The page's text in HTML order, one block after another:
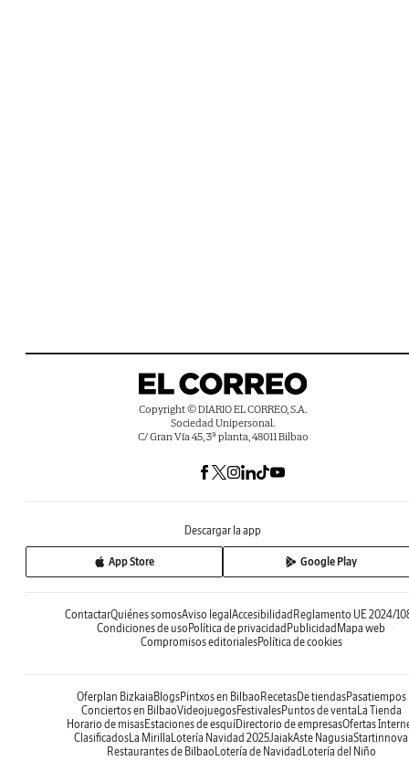
Copyright © DIARIO EL CORREO, S.A.
Sociedad Unipersonal.
C/ Gran Vía 45, 3ª planta, 48011 Bilbao
Descargar la app
App Store Google Play
ContactarQuiénes somosAviso legalAccesibilidadReglamento UE 2024/
Condiciones de usoPolítica de privacidadPublicidadMapa web
Compromisos editorialesPolítica de cookies
Oferplan BizkaiaBlogsPintxos en BilbaoRecetasDe tiendasPasatiempos
Conciertos en BilbaoVideojuegosFestivalesPuntos de ventaLa Tienda
Horario de misasEstaciones de esquíDirectorio de empresasOfertas
ClasificadosLa MirillaLotería Navidad 2025JaiakAste NagusiaStartinnova
Restaurantes de BilbaoLotería de NavidadLotería del Niño